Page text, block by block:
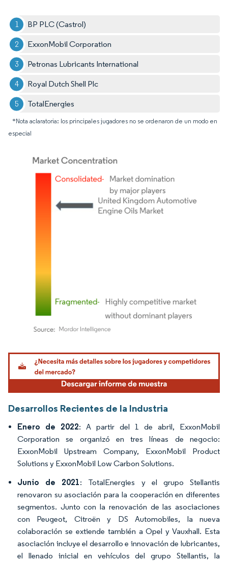
BP PLC (Castrol)
ExxonMobil Corporation
Petronas Lubricants International
Royal Dutch Shell Plc
TotalEnergies
*Nota aclaratoria: los principales jugadores no se ordenaron de un modo en
especial
Imagen © Mordor Intelligence. El uso requiere atribución según CC BY 4.0.
Desarrollos Recientes de la Industria
Enero de 2022: A partir del 1 de abril, ExxonMobil
Corporation se organizó en tres líneas de negocio:
ExxonMobil Upstream Company, ExxonMobil Product
Solutions y ExxonMobil Low Carbon Solutions.
Junio de 2021: TotalEnergies y el grupo Stellantis
renovaron su asociación para la cooperación en diferentes
segmentos. Junto con la renovación de las asociaciones
con Peugeot, Citroën y DS Automobiles, la nueva
colaboración se extiende también a Opel y Vauxhall. Esta
asociación incluye el desarrollo e innovación de lubricantes,
el llenado inicial en vehículos del grupo Stellantis, la